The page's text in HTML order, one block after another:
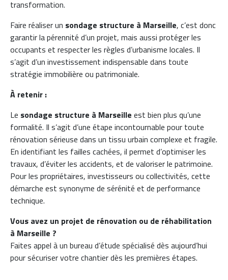
transformation.
Faire réaliser un sondage structure à Marseille, c’est donc
garantir la pérennité d’un projet, mais aussi protéger les
occupants et respecter les règles d’urbanisme locales. Il
s’agit d’un investissement indispensable dans toute
stratégie immobilière ou patrimoniale.
À retenir :
Le sondage structure à Marseille est bien plus qu’une
formalité. Il s’agit d’une étape incontournable pour toute
rénovation sérieuse dans un tissu urbain complexe et fragile.
En identifiant les failles cachées, il permet d’optimiser les
travaux, d’éviter les accidents, et de valoriser le patrimoine.
Pour les propriétaires, investisseurs ou collectivités, cette
démarche est synonyme de sérénité et de performance
technique.
Vous avez un projet de rénovation ou de réhabilitation
à Marseille ?
Faites appel à un bureau d’étude spécialisé dès aujourd’hui
pour sécuriser votre chantier dès les premières étapes.